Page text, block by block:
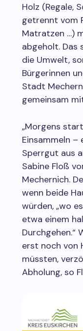
Holz (Regale,
getrennt vom
Matratzen …)
abgeholt. Das
die Umwelt,
Bürgerinnen
Stadt
gemeinsam
„Morgens
Einsammeln –
Sperrgut aus
Sabine Floß
Mechernich.
wenn beide
würden, „wo
etwa einem
Durchgehen.“
erst noch von
müssten,
Abholung, so